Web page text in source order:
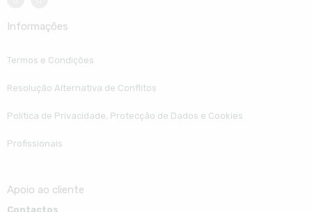
Informações
Termos e Condições
Resolução Alternativa de Conflitos
Política de Privacidade, Protecção de Dados e Cookies
Profissionais
Apoio ao cliente
Contactos